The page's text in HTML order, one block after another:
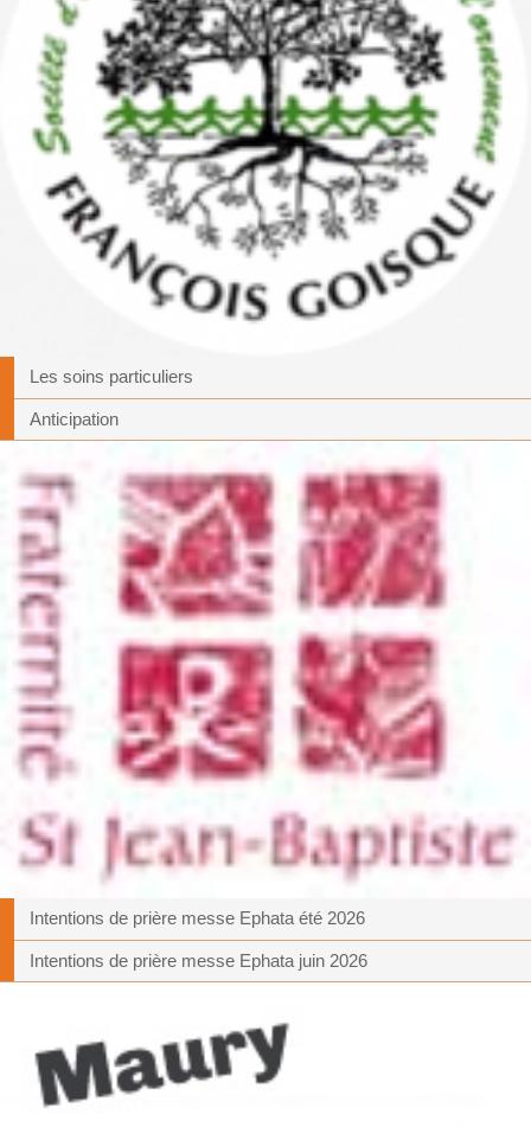
Les soins particuliers
Anticipation
Intentions de prière messe Ephata été 2026
Intentions de prière messe Ephata juin 2026